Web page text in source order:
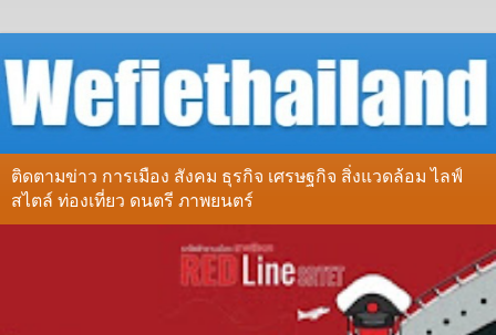
ติดตามข่าว การเมือง สังคม ธุรกิจ เศรษฐกิจ สิ่งแวดล้อม ไลฟ์
สไตล์ ท่องเที่ยว ดนตรี ภาพยนตร์